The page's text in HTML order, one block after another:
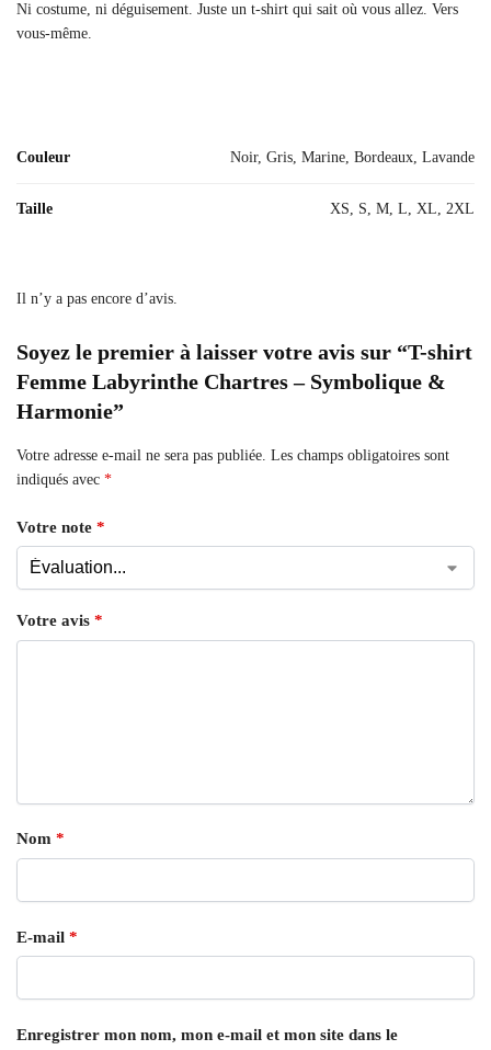
Ni costume, ni déguisement. Juste un t-shirt qui sait où vous allez. Vers
vous-même.
Couleur Noir, Gris, Marine, Bordeaux, Lavande
Taille XS, S, M, L, XL, 2XL
Il n’y a pas encore d’avis.
Soyez le premier à laisser votre avis sur “T-shirt
Femme Labyrinthe Chartres – Symbolique &
Harmonie”
Votre adresse e-mail ne sera pas publiée. Les champs obligatoires sont
indiqués avec *
Votre note *
Votre avis *
Nom *
E-mail *
Enregistrer mon nom, mon e-mail et mon site dans le